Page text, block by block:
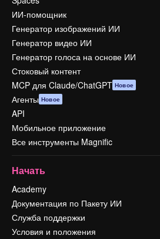
ИИ-помощник
Генератор изображений ИИ
Генератор видео ИИ
Генератор голоса на основе ИИ
Стоковый контент
MCP для Claude/ChatGPT Новое
Агенты Новое
API
Мобильное приложение
Все инструменты Magnific
Начать
Academy
Документация по Пакету ИИ
Служба поддержки
Условия и положения